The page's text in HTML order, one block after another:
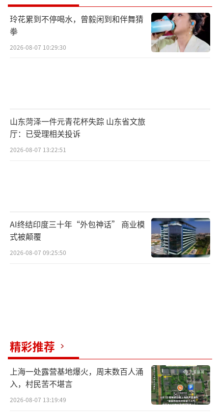
玲花累到不停喝水，曾毅闲到和伴舞猜
拳
2026-08-07 10:29:30
山东菏泽一件元青花杯失踪 山东省文旅
厅：已受理相关投诉
2026-08-07 13:22:51
AI终结印度三十年“外包神话” 商业模
式被颠覆
2026-08-07 09:25:50
精彩推荐
上海一处露营基地爆火，周末数百人涌
入，村民苦不堪言
2026-08-07 13:19:49